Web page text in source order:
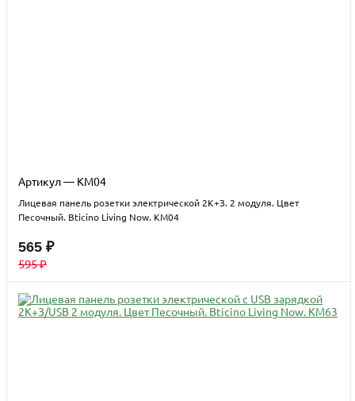
Артикул — KM04
Лицевая панель розетки электрической 2К+З. 2 модуля. Цвет
Песочный. Bticino Living Now. KM04
565 ₽
595 ₽